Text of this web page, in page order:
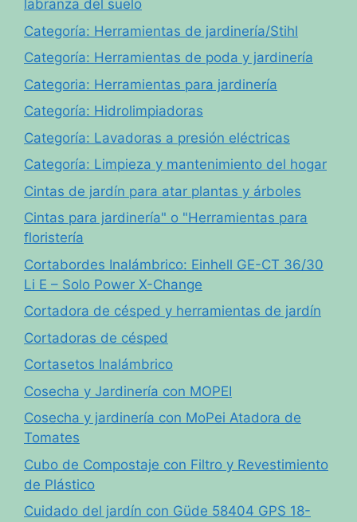
labranza del suelo
Categoría: Herramientas de jardinería/Stihl
Categoría: Herramientas de poda y jardinería
Categoria: Herramientas para jardinería
Categoría: Hidrolimpiadoras
Categoría: Lavadoras a presión eléctricas
Categoría: Limpieza y mantenimiento del hogar
Cintas de jardín para atar plantas y árboles
Cintas para jardinería" o "Herramientas para
floristería
Cortabordes Inalámbrico: Einhell GE-CT 36/30
Li E – Solo Power X-Change
Cortadora de césped y herramientas de jardín
Cortadoras de césped
Cortasetos Inalámbrico
Cosecha y Jardinería con MOPEI
Cosecha y jardinería con MoPei Atadora de
Tomates
Cubo de Compostaje con Filtro y Revestimiento
de Plástico
Cuidado del jardín con Güde 58404 GPS 18-